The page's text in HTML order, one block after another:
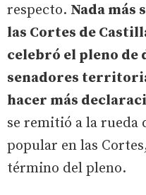
respecto. Nada más
las Cortes de
celebró el pleno de
senadores
hacer más
se remitió a la rueda
popular en las
término del pleno.